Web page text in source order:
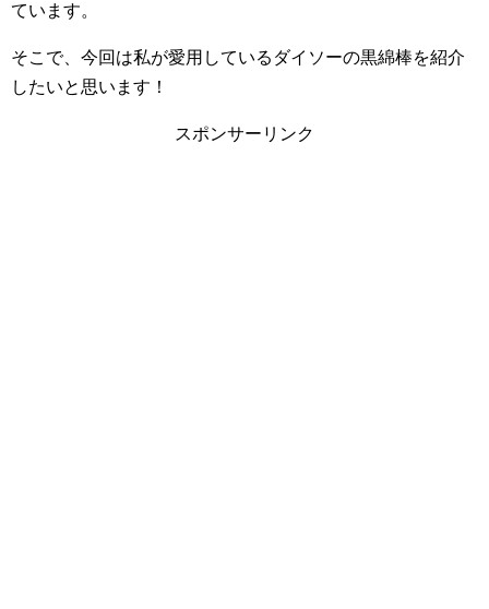
ています。
そこで、今回は私が愛用しているダイソーの黒綿棒を紹介
したいと思います！
スポンサーリンク